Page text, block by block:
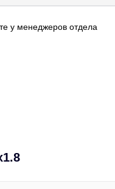
у менеджеров отдела